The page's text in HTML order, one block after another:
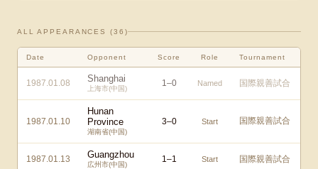
ALL APPEARANCES (36 )
Date Opponent Score Role Tournament
1987.01.08 Shanghai
上海市(中国)
1–0 Named 国際親善試合
1987.01.10
Hunan
Province
湖南省(中国)
3–0 Start 国際親善試合
1987.01.13 Guangzhou
広州市(中国)
1–1 Start 国際親善試合